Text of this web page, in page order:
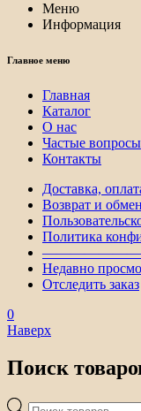
Меню
Информация
Главное меню
Главная
Каталог
О нас
Частые вопросы
Контакты
Доставка,
Возврат и обмен
Политика
Недавно
Отследить заказ
0
Наверх
Поиск
Поиск